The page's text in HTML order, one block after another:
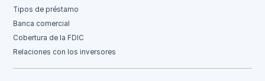
Tipos de préstamo
Banca comercial
Cobertura de la FDIC
Relaciones con los inversores